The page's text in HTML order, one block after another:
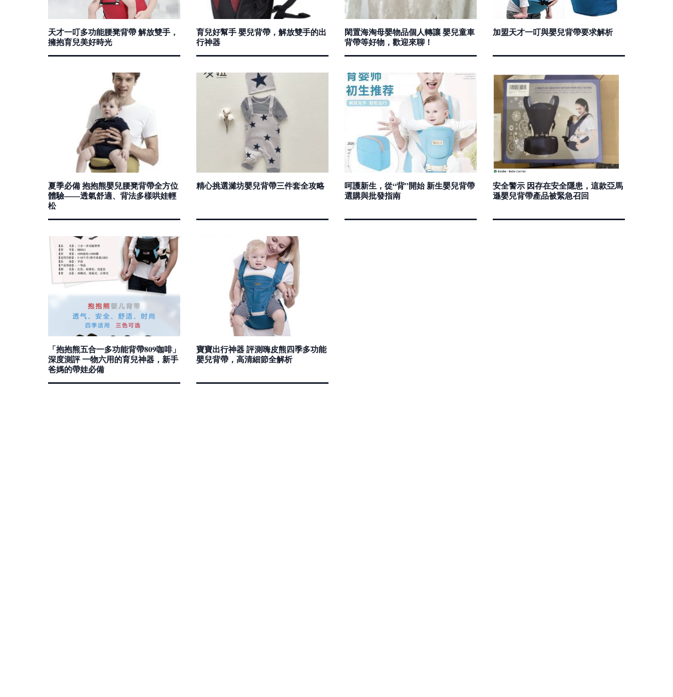
天才一叮多功能腰凳背帶 解放雙手，
擁抱育兒美好時光
育兒好幫手 嬰兒背帶，解放雙手的出
行神器
閑置海淘母嬰物品個人轉讓 嬰兒童車
背帶等好物，歡迎來聊！
加盟天才一叮與嬰兒背帶要求解析
夏季必備 抱抱熊嬰兒腰凳背帶全方位
體驗——透氣舒適、背法多樣哄娃輕
松
精心挑選濰坊嬰兒背帶三件套全攻略
呵護新生，從“背”開始 新生嬰兒背帶
選購與批發指南
安全警示 因存在安全隱患，這款亞馬
遜嬰兒背帶產品被緊急召回
「抱抱熊五合一多功能背帶809咖啡」
深度測評 一物六用的育兒神器，新手
爸媽的帶娃必備
寶寶出行神器 評測嗨皮熊四季多功能
嬰兒背帶，高清細節全解析